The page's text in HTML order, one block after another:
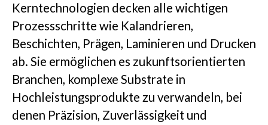
Kerntechnologien decken alle wichtigen
Prozessschritte wie Kalandrieren,
Beschichten, Prägen, Laminieren und Drucken
ab. Sie ermöglichen es zukunftsorientierten
Branchen, komplexe Substrate in
Hochleistungsprodukte zu verwandeln, bei
denen Präzision, Zuverlässigkeit und